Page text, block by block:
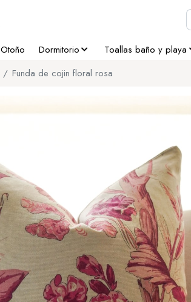
Otoño Dormitorio
Toallas baño y playa
Funda de cojin floral rosa